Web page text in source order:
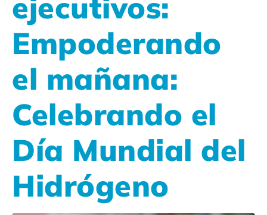
Empoderando
el mañana:
Celebrando el
Día Mundial del
Hidrógeno